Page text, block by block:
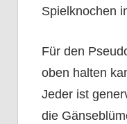
Spielknochen
Für den
oben halten
Jeder ist
die